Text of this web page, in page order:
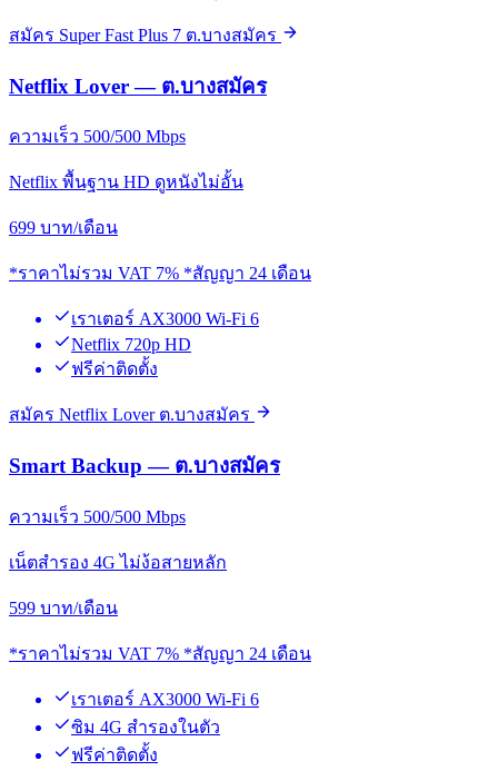
สมัคร Super Fast Plus 7 ต.บางสมัคร
Netflix Lover — ต.บางสมัคร
ความเร็ว 500/500 Mbps
Netflix พื้นฐาน HD ดูหนังไม่อั้น
699 บาท/เดือน
*ราคาไม่รวม VAT 7% *สัญญา 24 เดือน
เราเตอร์ AX3000 Wi-Fi 6
Netflix 720p HD
ฟรีค่าติดตั้ง
สมัคร Netflix Lover ต.บางสมัคร
Smart Backup — ต.บางสมัคร
ความเร็ว 500/500 Mbps
เน็ตสำรอง 4G ไม่ง้อสายหลัก
599 บาท/เดือน
*ราคาไม่รวม VAT 7% *สัญญา 24 เดือน
เราเตอร์ AX3000 Wi-Fi 6
ซิม 4G สำรองในตัว
ฟรีค่าติดตั้ง